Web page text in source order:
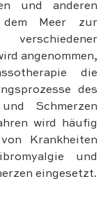
und anderen
Meer zur
angenommen,
die
des
Schmerzen
wird häufig
Krankheiten
und
eingesetzt.